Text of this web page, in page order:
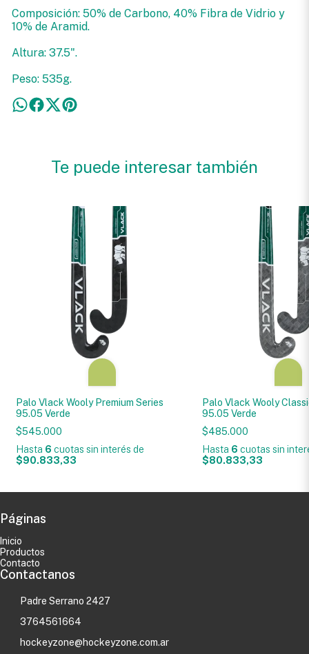
Composición: 50% de Carbono, 40% Fibra de Vidrio y
10% de Aramid.
Altura: 37.5".
Peso: 535g.
Te puede interesar también
Palo Vlack Wooly Premium Series
95.05 Verde
$545.000
Hasta 6 cuotas sin interés de
$90.833,33
Palo Vlack Wooly
95.05 Verde
$485.000
Hasta 6 cuotas sin
$80.833,33
Páginas
Inicio
Productos
Contacto
Contactanos
Padre Serrano 2427
3764561664
hockeyzone@hockeyzone.com.ar